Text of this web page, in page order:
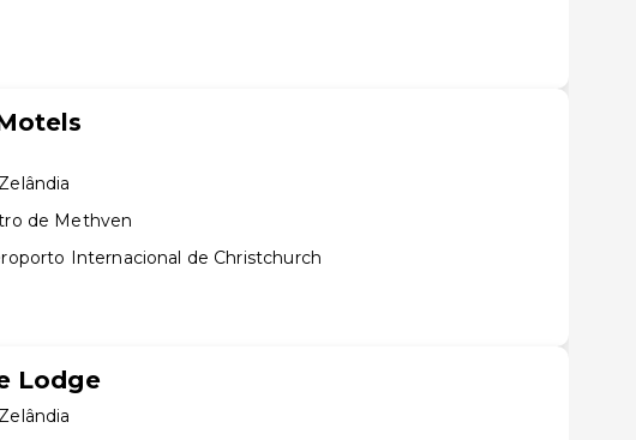
de Methven
Internacional de Christchurch
Lodge